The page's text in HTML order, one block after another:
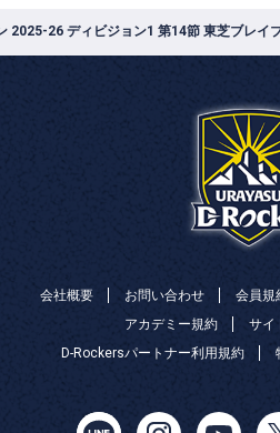
26 ディビジョン1 第14節 東芝ブレイ
会社概要 お問い合わせ 会員規
アカデミー規約
サイ
D-Rockersパートナー利用規約